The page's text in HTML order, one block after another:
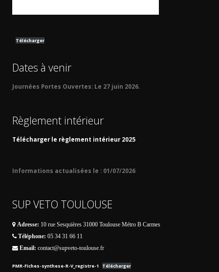
Télécharger
Dates à venir
Journées Portes Ouvertes: Le 27 juin 2026.
Règlement intérieur
Télécharger le règlement intérieur 2025
Informations actualisées le : 01/07/2026
SUP VETO TOULOUSE
Adresse: 10 rue Sesquières 31000 Toulouse Métro B Carmes
Téléphone: 05 34 31 66 11
Email: contact@supveto-toulouse.fr
PMR-Fiches-synthese-R-V_registre-1 Télécharger